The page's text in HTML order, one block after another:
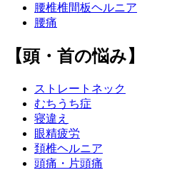
腰椎椎間板ヘルニア
腰痛
【頭・首の悩み】
ストレートネック
むちうち症
寝違え
眼精疲労
頚椎ヘルニア
頭痛・片頭痛